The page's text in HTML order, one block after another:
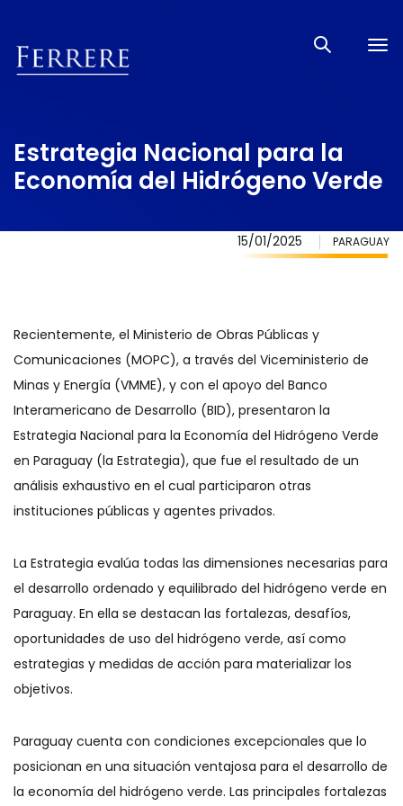
Estrategia Nacional para la
Economía del Hidrógeno Verde
15/01/2025 PARAGUAY
Recientemente, el Ministerio de Obras Públicas y
Comunicaciones (MOPC), a través del Viceministerio de
Minas y Energía (VMME), y con el apoyo del Banco
Interamericano de Desarrollo (BID), presentaron la
Estrategia Nacional para la Economía del Hidrógeno Verde
en Paraguay (la Estrategia), que fue el resultado de un
análisis exhaustivo en el cual participaron otras
instituciones públicas y agentes privados.
La Estrategia evalúa todas las dimensiones necesarias para
el desarrollo ordenado y equilibrado del hidrógeno verde en
Paraguay. En ella se destacan las fortalezas, desafíos,
oportunidades de uso del hidrógeno verde, así como
estrategias y medidas de acción para materializar los
objetivos.
Paraguay cuenta con condiciones excepcionales que lo
posicionan en una situación ventajosa para el desarrollo de
la economía del hidrógeno verde. Las principales fortalezas